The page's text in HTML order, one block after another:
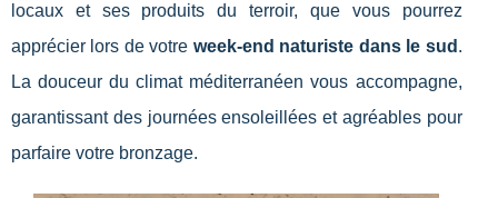
locaux et ses produits du terroir, que vous pourrez
apprécier lors de votre week-end naturiste dans le sud .
La douceur du climat méditerranéen vous accompagne,
garantissant des journées ensoleillées et agréables pour
parfaire votre bronzage.